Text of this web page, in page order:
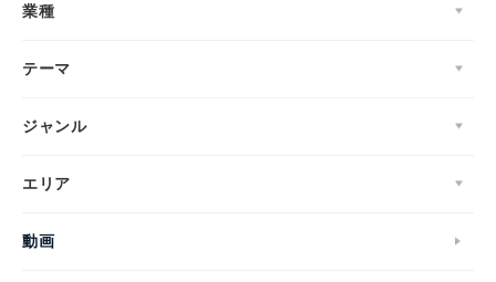
業種
テーマ
ジャンル
エリア
動画